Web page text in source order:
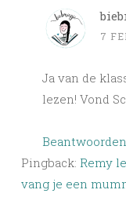
7
Ja van de
lezen! Vond
Beantwoorden
Pingback: Remy
vang je een